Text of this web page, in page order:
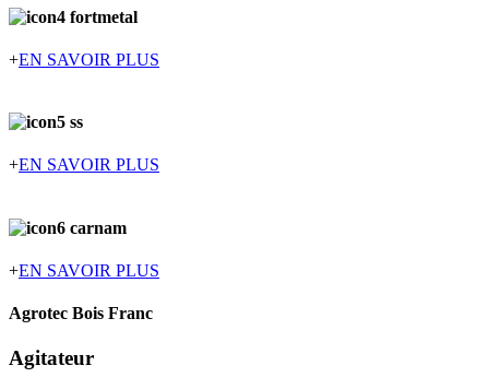
+EN SAVOIR PLUS
+EN SAVOIR PLUS
+EN SAVOIR PLUS
Agrotec Bois Franc
Agitateur